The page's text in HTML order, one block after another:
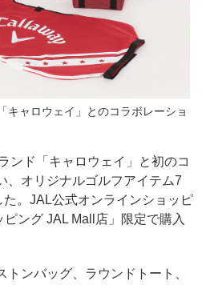
キャロウェイ」とのコラボレーショ
ンド「キャロウェイ」と初のコ
、オリジナルゴルフアイテム7
。JAL公式オンラインショッピ
ング JAL Mall店」限定で購入
ンバッグ、ラウンドトート、